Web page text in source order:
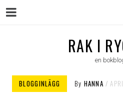
RAK I
en
BLOGGINLÄGG By HANNA
Menu